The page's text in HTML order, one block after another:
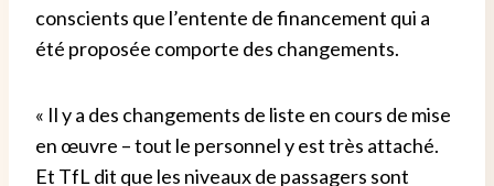
conscients que l’entente de financement qui a
été proposée comporte des changements.
« Il y a des changements de liste en cours de mise
en œuvre – tout le personnel y est très attaché.
Et TfL dit que les niveaux de passagers sont